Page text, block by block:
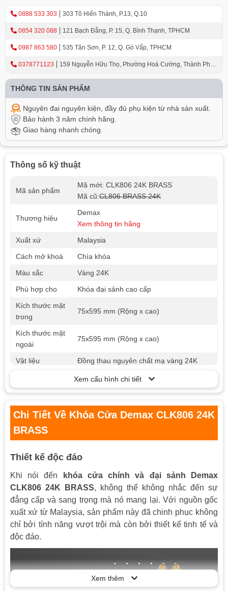
0888 533 303 303 Tô Hiến Thành, P.13, Q.10
0854 320 088 121 Bạch Đằng, P. 15, Q. Bình Thạnh, TPHCM
0987 863 580 535 Tân Sơn, P. 12, Q. Gò Vấp, TPHCM
0378771123
159 Nguyễn Hữu Thọ, Phường Hoà Cường, Thành Phố
THÔNG TIN SẢN PHẨM
Nguyên đai nguyên kiện, đầy đủ phụ kiện từ nhà sản xuất.
Bảo hành 3 năm chính hãng.
Giao hàng nhanh chóng.
Thông số kỹ thuật
Mã sản phẩm
Mã mới: CLK806 24K BRASS
Mã cũ:CL806 BRASS 24K
Thương hiệu
Demax
Xem thông tin hãng
Xuất xứ
Malaysia
Cách mở khoá
Chìa khóa
Màu sắc
Vàng 24K
Phù hợp cho
Khóa đại sảnh cao cấp
Kích thước mặt
trong
75x595 mm (Rộng x cao)
Kích thước mặt
ngoài
75x595 mm (Rộng x cao)
Vật liệu Đồng thau nguyên chất mạ vàng 24K
Cửa chính, cửa đại sảnh, chất liệu cửa
gỗ, cửa thép cao cấp
Kết nối điện
thoại
Không
Phụ kiện tùy
Xem cấu hình chi tiết
Chi Tiết Về Khóa Cửa Demax CLK806 24K
BRASS
Thiết kế độc đáo
Khi nói đến
khóa cửa chính và đại sảnh Demax
CLK806 24K BRASS, không thể không nhắc đến sự
đẳng cấp và sang trọng mà nó mang lại. Với nguồn gốc
xuất xứ từ Malaysia, sản phẩm này đã chinh phục không
chỉ bởi tính năng vượt trội mà còn bởi thiết kế tinh tế và
độc đáo.
Xem thêm